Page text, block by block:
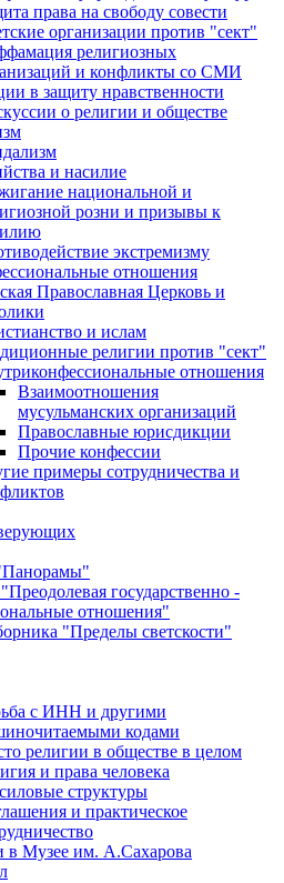
права на свободу совести
организации против "сект"
религиозных
и конфликты со СМИ
в защиту нравственности
о религии и обществе
и насилие
национальной и
розни и призывы к
экстремизму
отношения
Православная Церковь и
и ислам
религии против "сект"
отношения
Взаимоотношения
мусульманских организаций
Православные юрисдикции
Прочие конфессии
примеры сотрудничества и
государственно -
отношения"
"Пределы светскости"
с ИНН и другими
кодами
религии в обществе в целом
и права человека
структуры
и практическое
в Музее им. А.Сахарова